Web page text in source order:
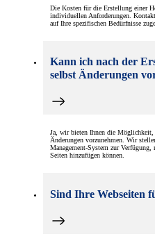
Die Kosten für die Erstellung einer
individuellen Anforderungen.
auf Ihre spezifischen Bedürfnisse
Kann ich nach der
selbst Änderungen
Ja, wir bieten Ihnen die Möglichkeit,
Änderungen vorzunehmen. Wir
Management-System zur
Seiten hinzufügen können.
Sind Ihre Webseiten